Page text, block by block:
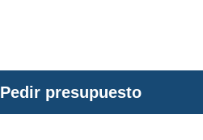
Pedir presupuesto